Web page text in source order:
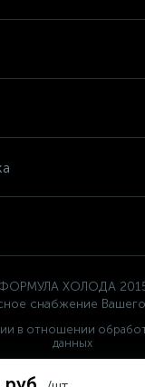
ХОЛОДА
снабжение
в отношении
данных
FORMULA HOLODA